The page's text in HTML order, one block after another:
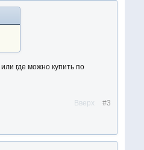
где можно купить по
#3
Вверх